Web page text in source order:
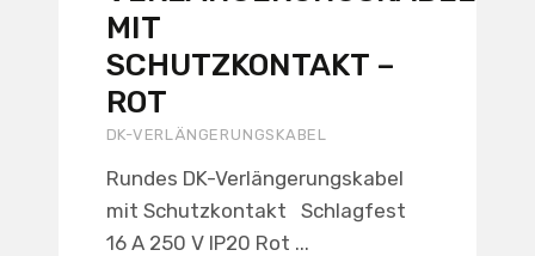
MIT
SCHUTZKONTAKT –
ROT
DK-VERLÄNGERUNGSKABEL
Rundes DK-Verlängerungskabel
mit Schutzkontakt Schlagfest
16 A 250 V IP20 Rot ...